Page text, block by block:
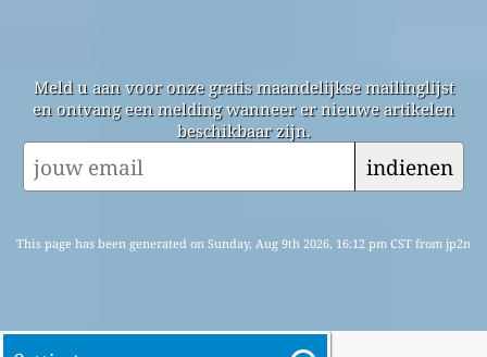
Meld u aan voor onze gratis maandelijkse mailinglijst
en ontvang een melding wanneer er nieuwe artikelen
beschikbaar zijn.
indienen
This page has been generated on Sunday, Aug 9th 2026, 16:12 pm CST from jp2n